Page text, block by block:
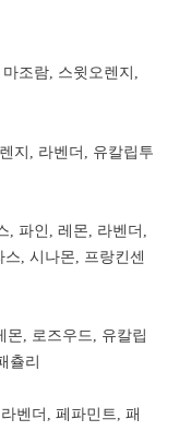
조람, 스윗오렌지,
지, 라벤더, 유칼립투
, 파인, 레몬, 라벤더,
, 시나몬, 프랑킨센
몬, 로즈우드, 유칼립
츌리
벤더, 페파민트, 패